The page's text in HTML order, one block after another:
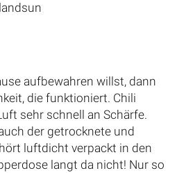
aufbewahren willst, dann
die funktioniert. Chili
sehr schnell an Schärfe.
der getrocknete und
luftdicht verpackt in den
langt da nicht! Nur so